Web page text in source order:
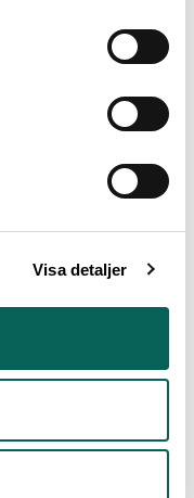
Visa detaljer
Boucher (1703 - 1770)